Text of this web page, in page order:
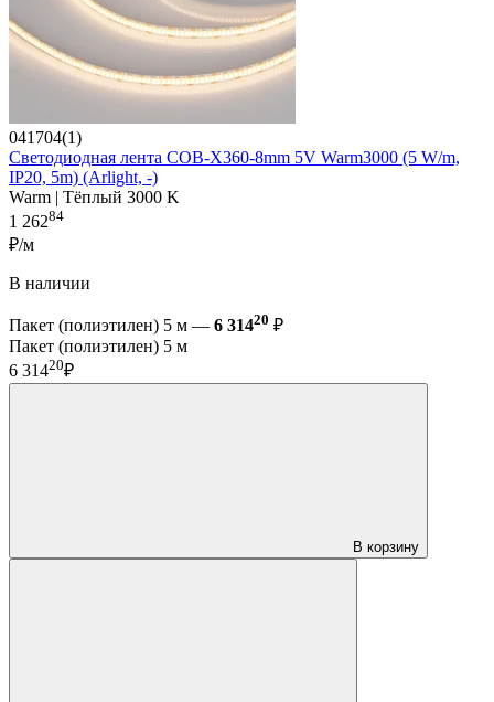
041704(1)
Светодиодная лента COB-X360-8mm 5V Warm3000 (5 W/m,
IP20, 5m) (Arlight, -)
Warm | Тёплый 3000 K
1 26284
₽/м
В наличии
Пакет (полиэтилен) 5 м — 6 31420 ₽
Пакет (полиэтилен) 5 м
6 31420₽
В корзину